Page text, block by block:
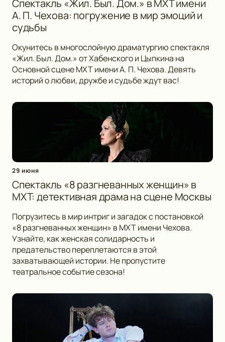
Спектакль «Жил. Был. Дом.» в МХТ имени
А. П. Чехова: погружение в мир эмоций и
судьбы
Окунитесь в многослойную драматургию спектакля
«Жил. Был. Дом.» от Хабенского и Цыпкина на
Основной сцене МХТ имени А. П. Чехова. Девять
историй о любви, дружбе и судьбе ждут вас!
29 июня
Спектакль «8 разгневанных женщин» в
МХТ: детективная драма на сцене Москвы
Погрузитесь в мир интриг и загадок с постановкой
«8 разгневанных женщин» в МХТ имени Чехова.
Узнайте, как женская солидарность и
предательство переплетаются в этой
захватывающей истории. Не пропустите
театральное событие сезона!